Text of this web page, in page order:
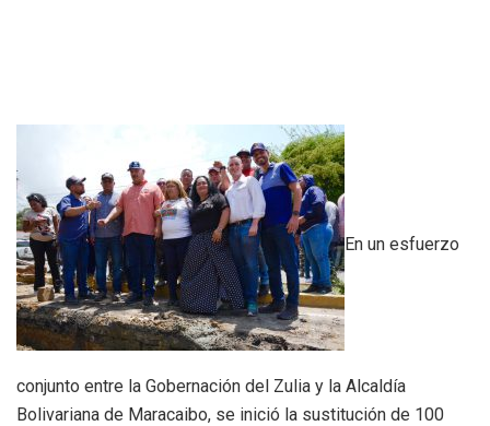
En un esfuerzo
conjunto entre la Gobernación del Zulia y la Alcaldía
Bolivariana de Maracaibo, se inició la sustitución de 100